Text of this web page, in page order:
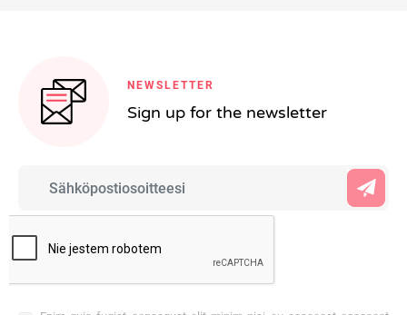
NEWSLETTER
Sign up for the newsletter